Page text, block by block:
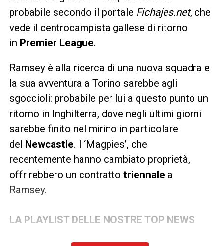
probabile secondo il portale Fichajes.net, che
vede il centrocampista gallese di ritorno
in Premier League.
Ramsey è alla ricerca di una nuova squadra e
la sua avventura a Torino sarebbe agli
sgoccioli: probabile per lui a questo punto un
ritorno in Inghilterra, dove negli ultimi giorni
sarebbe finito nel mirino in particolare
del Newcastle. I ‘Magpies’, che
recentemente hanno cambiato proprietà,
offrirebbero un contratto triennale a
Ramsey.
LA PLAYLIST DELLE NOSTRE TOP NEWS